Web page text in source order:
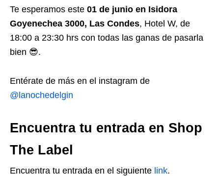
Te esperamos este 01 de junio en Isidora
Goyenechea 3000, Las Condes, Hotel W, de
18:00 a 23:30 hrs con todas las ganas de pasarla
bien 😎.
Entérate de más en el instagram de
@lanochedelgin
Encuentra tu entrada en Shop
The Label
Encuentra tu entrada en el siguiente link.